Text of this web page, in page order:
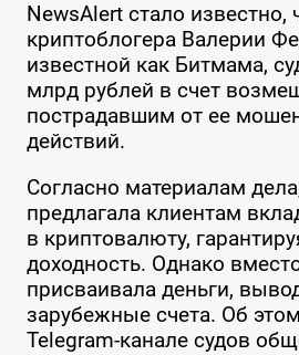
NewsAlert стало известно,
криптоблогера Валерии
известной как Битмама,
млрд рублей в счет
пострадавшим от ее
действий.
Согласно материалам
предлагала клиентам
в криптовалюту,
доходность. Однако
присваивала деньги,
зарубежные счета. Об
Telegram-канале судов